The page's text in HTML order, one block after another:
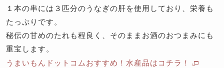
１本の串には３匹分のうなぎの肝を使用しており、栄養も
たっぷりです。
秘伝の甘めのたれも程良く、そのままお酒のおつまみにも
重宝します。
うまいもんドットコムおすすめ！水産品はコチラ！